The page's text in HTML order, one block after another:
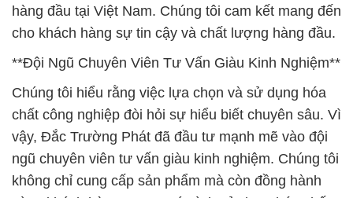
hàng đầu tại Việt Nam. Chúng tôi cam kết mang đến
cho khách hàng sự tin cậy và chất lượng hàng đầu.
**Đội Ngũ Chuyên Viên Tư Vấn Giàu Kinh Nghiệm**
Chúng tôi hiểu rằng việc lựa chọn và sử dụng hóa
chất công nghiệp đòi hỏi sự hiểu biết chuyên sâu. Vì
vậy, Đắc Trường Phát đã đầu tư mạnh mẽ vào đội
ngũ chuyên viên tư vấn giàu kinh nghiệm. Chúng tôi
không chỉ cung cấp sản phẩm mà còn đồng hành